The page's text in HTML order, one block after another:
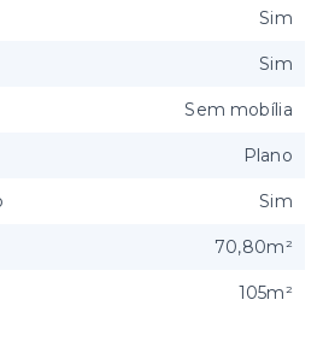
Sim
Sim
Sem mobília
Plano
Sim
70,80m²
105m²